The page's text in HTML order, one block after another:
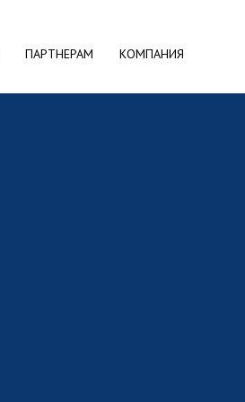
ПАРТНЕРАМ КОМПАНИЯ